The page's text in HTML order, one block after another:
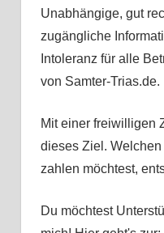
Unabhängige, gut
zugängliche
Intoleranz für alle
von Samter-Trias.de.
Mit einer freiwilligen
dieses Ziel.
zahlen möchtest,
Du möchtest